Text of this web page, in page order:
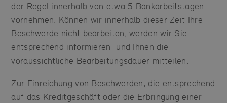
der Regel innerhalb von etwa 5 Bankarbeitstagen
vornehmen. Können wir innerhalb dieser Zeit Ihre
Beschwerde nicht bearbeiten, werden wir Sie
entsprechend informieren und Ihnen die
voraussichtliche Bearbeitungsdauer mitteilen.
Zur Einreichung von Beschwerden, die entsprechend
auf das Kreditgeschäft oder die Erbringung einer